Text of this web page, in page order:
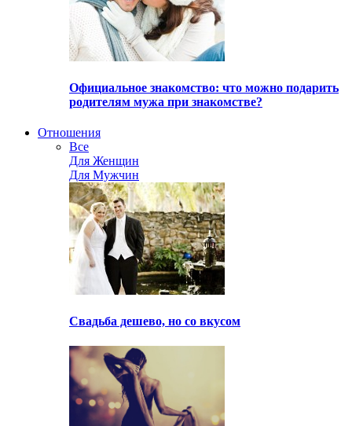
Официальное знакомство: что можно подарить
родителям мужа при знакомстве?
Отношения
Все
Для Женщин
Для Мужчин
Свадьба дешево, но со вкусом